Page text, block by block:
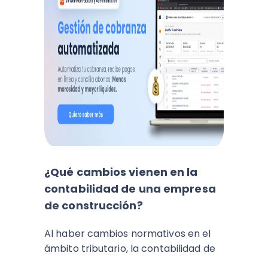
¿Qué cambios vienen en la
contabilidad de una empresa
de construcción?
Al haber cambios normativos en el
ámbito tributario, la contabilidad de